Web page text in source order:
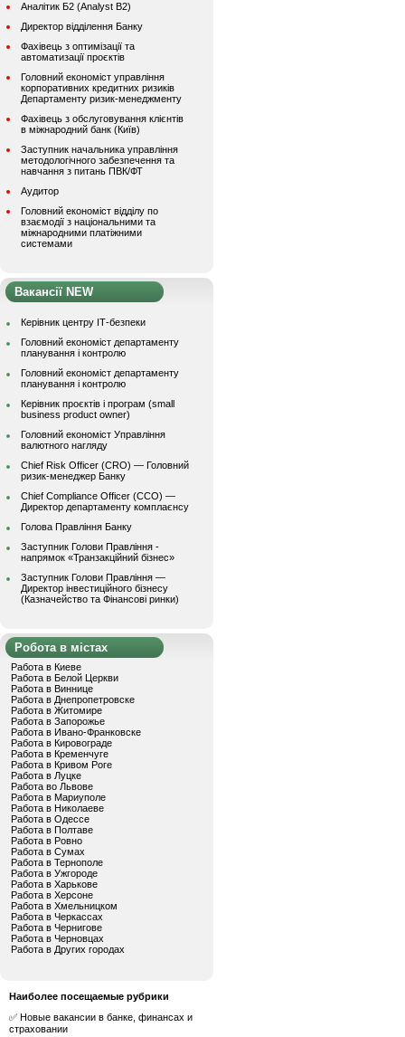
Аналітик Б2 (Analyst B2)
Директор відділення Банку
Фахівець з оптимізації та
автоматизації проєктів
Головний економіст управління
корпоративних кредитних ризиків
Департаменту ризик-менеджменту
Фахівець з обслуговування клієнтів
в міжнародний банк (Київ)
Заступник начальника управління
методологічного забезпечення та
навчання з питань ПВК/ФТ
Аудитор
Головний економіст відділу по
взаємодії з національними та
міжнародними платіжними
системами
Вакансії NEW
Керівник центру ІТ-безпеки
Головний економіст департаменту
планування і контролю
Головний економіст департаменту
планування і контролю
Керівник проєктів і програм (small
business product owner)
Головний економіст Управління
валютного нагляду
Chief Risk Officer (CRO) — Головний
ризик-менеджер Банку
Chief Compliance Officer (CCO) —
Директор департаменту комплаєнсу
Голова Правління Банку
Заступник Голови Правління -
напрямок «Транзакційний бізнес»
Заступник Голови Правління —
Директор інвестиційного бізнесу
(Казначейство та Фінансові ринки)
Робота в містах
Работа в Киеве
Работа в Белой Церкви
Работа в Виннице
Работа в Днепропетровске
Работа в Житомире
Работа в Запорожье
Работа в Ивано-Франковске
Работа в Кировограде
Работа в Кременчуге
Работа в Кривом Роге
Работа в Луцке
Работа во Львове
Работа в Мариуполе
Работа в Николаеве
Работа в Одессе
Работа в Полтаве
Работа в Ровно
Работа в Сумах
Работа в Тернополе
Работа в Ужгороде
Работа в Харькове
Работа в Херсоне
Работа в Хмельницком
Работа в Черкассах
Работа в Чернигове
Работа в Черновцах
Работа в Других городах
Наиболее посещаемые рубрики
✅ Новые вакансии в банке, финансах и
страховании